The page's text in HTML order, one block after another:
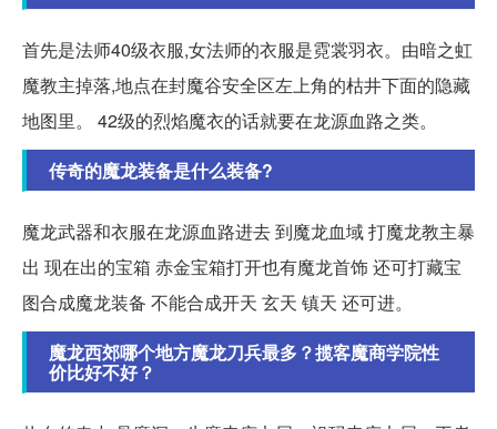
首先是法师40级衣服,女法师的衣服是霓裳羽衣。由暗之虹
魔教主掉落,地点在封魔谷安全区左上角的枯井下面的隐藏
地图里。 42级的烈焰魔衣的话就要在龙源血路之类。
传奇的魔龙装备是什么装备?
魔龙武器和衣服在龙源血路进去 到魔龙血域 打魔龙教主暴
出 现在出的宝箱 赤金宝箱打开也有魔龙首饰 还可打藏宝
图合成魔龙装备 不能合成开天 玄天 镇天 还可进。
魔龙西郊哪个地方魔龙刀兵最多？揽客魔商学院性
价比好不好？